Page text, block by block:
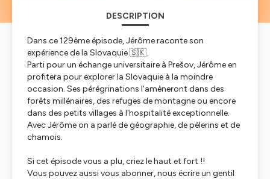
DESCRIPTION
Dans ce 129ème épisode, Jérôme raconte son
expérience de la Slovaquie 🇸🇰.
Parti pour un échange universitaire à Prešov, Jérôme en
profitera pour explorer la Slovaquie à la moindre
occasion. Ses pérégrinations l'amèneront dans des
forêts millénaires, des refuges de montagne ou encore
dans des petits villages à l'hospitalité exceptionnelle.
Avec Jérôme on a parlé de géographie, de pèlerins et de
chamois.
Si cet épisode vous a plu, criez le haut et fort !!
Vous pouvez aussi vous abonner, nous écrire un gentil